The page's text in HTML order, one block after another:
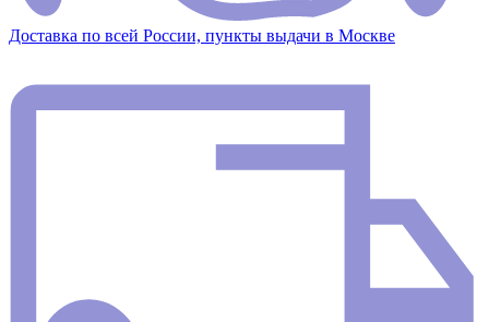
Доставка по всей России, пункты выдачи в Москве